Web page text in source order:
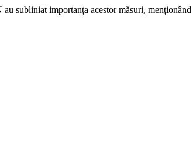
subliniat importanța acestor măsuri, menționând